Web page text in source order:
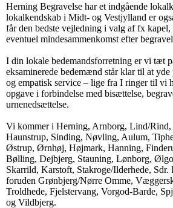
Herning Begravelse har et indgående
lokalkendskab i Midt- og Vestjylland er
får den bedste vejledning i valg af fx
eventuel mindesammenkomst efter
I din lokale bedemandsforretning er vi tæt
eksaminerede bedemænd står klar til at
og empatisk service – lige fra I ringer til vi
opgave i forbindelse med bisættelse,
urnenedsættelse.
Vi kommer i Herning, Arnborg, Lind/Rind,
Haunstrup, Sinding, Nøvling, Aulum,
Østrup, Ørnhøj, Højmark, Hanning,
Bølling, Dejbjerg, Stauning, Lønborg,
Skarrild, Karstoft, Stakroge/Ilderhede,
foruden Grønbjerg/Nørre Omme,
Troldhede, Fjelstervang, Vorgod-Barde,
og Vildbjerg.